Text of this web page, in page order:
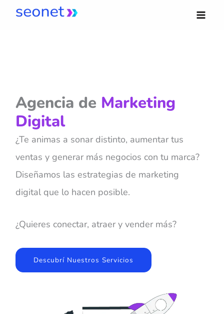
Agencia de Marketing
Digital
¿Te animas a sonar distinto, aumentar tus
ventas y generar más negocios con tu marca?
Diseñamos las estrategias de marketing
digital que lo hacen posible.
¿Quieres conectar, atraer y vender más?
Descubrí Nuestros Servicios